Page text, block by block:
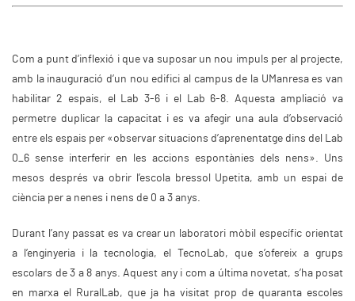
Com a punt d’inflexió i que va suposar un nou impuls per al projecte,
amb la inauguració d’un nou edifici al campus de la UManresa es van
habilitar 2 espais, el Lab 3-6 i el Lab 6-8. Aquesta ampliació va
permetre duplicar la capacitat i es va afegir una aula d’observació
entre els espais per «observar situacions d’aprenentatge dins del Lab
0_6 sense interferir en les accions espontànies dels nens». Uns
mesos després va obrir l’escola bressol Upetita, amb un espai de
ciència per a nenes i nens de 0 a 3 anys.
Durant l’any passat es va crear un laboratori mòbil específic orientat
a l’enginyeria i la tecnologia, el TecnoLab, que s’ofereix a grups
escolars de 3 a 8 anys. Aquest any i com a última novetat, s’ha posat
en marxa el RuralLab, que ja ha visitat prop de quaranta escoles